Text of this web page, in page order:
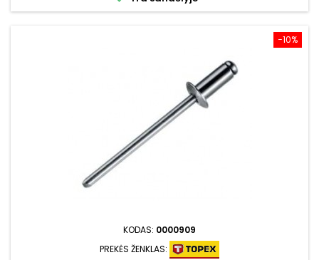
−10%
KODAS: 0000909
PREKĖS ŽENKLAS: